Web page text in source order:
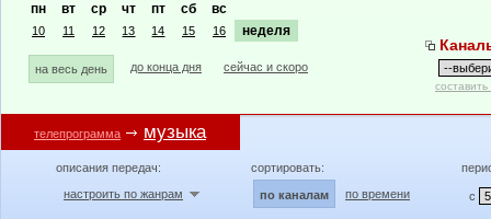
пн вт ср чт пт сб вс
10 11 12 13 14 15 16 неделя
на весь день до конца дня сейчас и скоро
телепрограмма музыка
описания передач:
настроить по жанрам
сортировать:
по каналам по времени с